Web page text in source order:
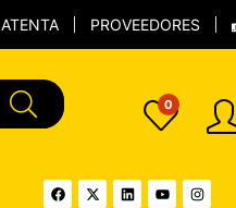
ATENTA PROVEEDORES
0